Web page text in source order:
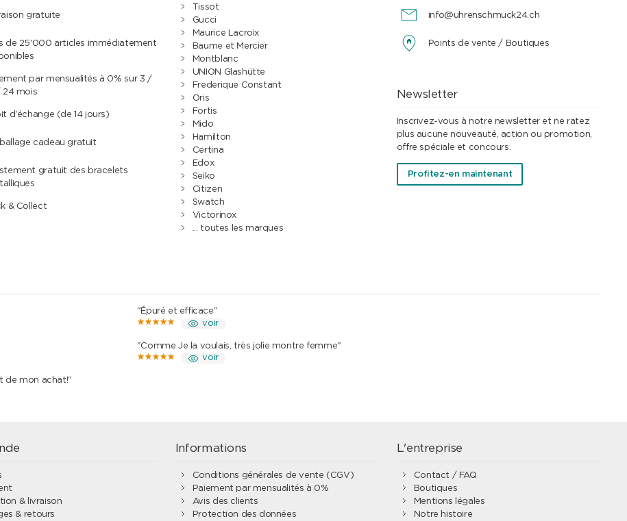
gratuite
de 25'000 articles immédiatement
par mensualités à 0% sur 3 /
24 mois
d'échange (de 14 jours)
cadeau gratuit
gratuit des bracelets
& Collect
Tissot
Gucci
Maurice Lacroix
Baume et Mercier
Montblanc
UNION Glashütte
Frederique Constant
Oris
Fortis
Mido
Hamilton
Certina
Edox
Seiko
Citizen
Swatch
Victorinox
... toutes les marques
info@uhrenschmuck24.ch
Points de vente / Boutiques
Newsletter
Inscrivez-vous à notre newsletter et ne ratez
plus aucune nouveauté, action ou promotion,
offre spéciale et concours.
Profitez-en maintenant
"Épuré et efficace"
voir
"Comme Je la voulais, très jolie montre femme"
voir
de mon achat!"
& livraison
& retours
Informations
Conditions générales de vente (CGV)
Paiement par mensualités à 0%
Avis des clients
Protection des données
L'entreprise
Contact / FAQ
Boutiques
Mentions légales
Notre histoire